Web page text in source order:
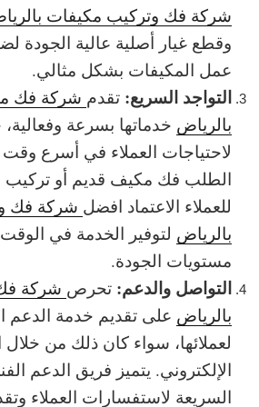
شركة فك وتركيب مكيفات
وقطع غيار أصلية عالية الجودة
عمل المكيفات بشكل مثالي.
التواجد السريع: تقدم شركة فك
بالرياض خدماتها بسرعة
لاحتياجات العملاء في أسرع
الطلب فك مكيف قديم أو تركيب
للعملاء الاعتماد افضل شركة فك
بالرياض لتوفير الخدمة في
مستويات الجودة.
التواصل والدعم: تحرص شركة
بالرياض على تقديم خدمة الدعم
لعملائها، سواء كان ذلك من خلال
الإلكتروني. يتميز فريق الدعم
السريعة لاستفسارات العملاء